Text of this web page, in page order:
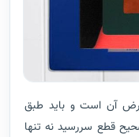
آن است و باید طبق
قطع سررسید نه تنها